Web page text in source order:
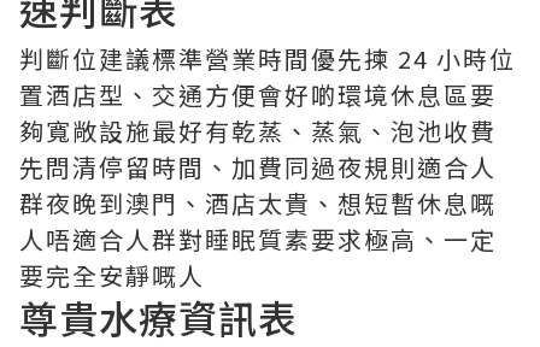
判斷位建議標準營業時間優先揀 24 小時位
置酒店型、交通方便會好啲環境休息區要
夠寬敞設施最好有乾蒸、蒸氣、泡池收費
先問清停留時間、加費同過夜規則適合人
群夜晚到澳門、酒店太貴、想短暫休息嘅
人唔適合人群對睡眠質素要求極高、一定
要完全安靜嘅人
尊貴水療資訊表